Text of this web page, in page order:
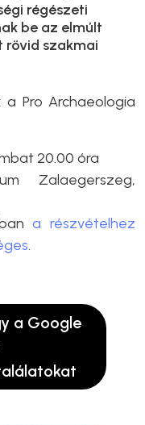
régészeti
be az elmúlt
rövid szakmai
Pro Archaeologia
20.00 óra
Zalaegerszeg,
a részvételhez
.
a Google